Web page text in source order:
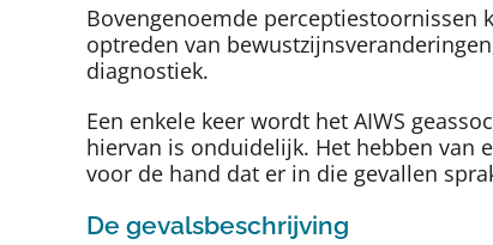
Bovengenoemde perceptiestoornissen
optreden van
diagnostiek.
Een enkele keer wordt het AIWS
hiervan is onduidelijk. Het hebben van
voor de hand dat er in die gevallen
De gevalsbeschrijving